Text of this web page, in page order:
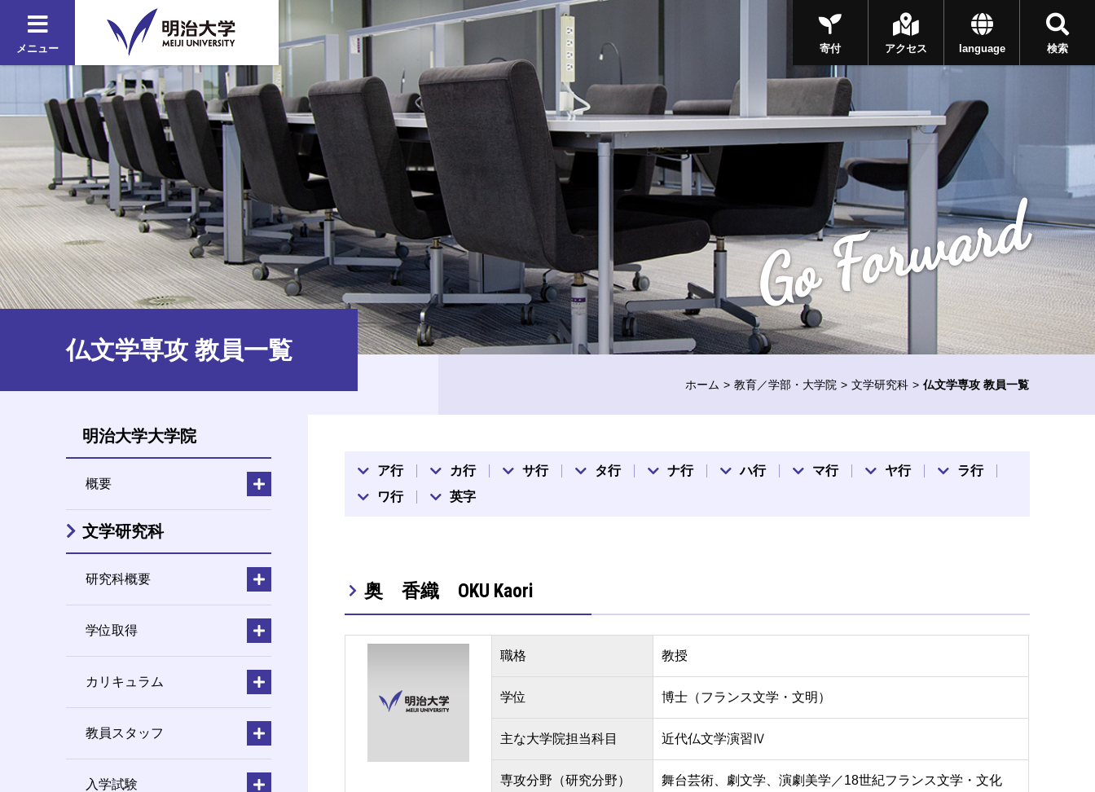
メニュー 検索
language
アクセス
寄付
Go Forward
仏文学専攻 教員一覧
ホーム 教育／学部・大学院 文学研究科 仏文学専攻 教員一覧
ア行 カ行 サ行 タ行 ナ行 ハ行 マ行 ヤ行
ラ行
ワ行
英字
奥 香織 OKU Kaori
職格 教授
学位 博士（フランス文学・文明）
主な大学院担当科目 近代仏文学演習Ⅳ
専攻分野（研究分野） 舞台芸術、劇文学、演劇美学／18世紀フランス文学・文化
明治大学大学院
概要
文学研究科
研究科概要
学位取得
カリキュラム
教員スタッフ
入学試験